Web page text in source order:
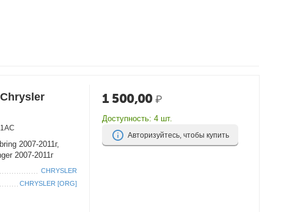
2007-2011г,
2007-2011г
CHRYSLER
CHRYSLER [ORG]
1 500,00 ₽
Доступность: 4 шт.
Авторизуйтесь, чтобы купить